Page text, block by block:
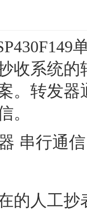
收系统
。转发
。
串行通
人工抄